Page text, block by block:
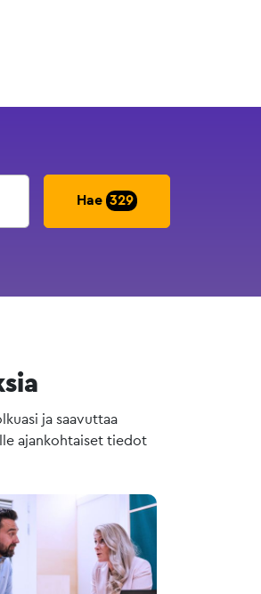
Hae 329
ja saavuttaa
ajankohtaiset tiedot